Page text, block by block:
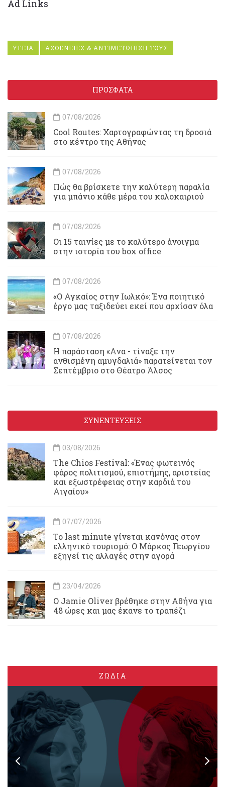
Ad Links
ΥΓΕΙΑ ΑΣΘΕΝΕΙΕΣ & ΑΝΤΙΜΕΤΩΠΙΣΗ ΤΟΥΣ
ΠΡΟΣΦΑΤΑ
07/08/2026
Cool Routes: Χαρτογραφώντας τη δροσιά
στο κέντρο της Αθήνας
07/08/2026
Πώς θα βρίσκετε την καλύτερη παραλία
για μπάνιο κάθε μέρα του καλοκαιριού
07/08/2026
Οι 15 ταινίες με το καλύτερο άνοιγμα
στην ιστορία του box office
07/08/2026
«Ο Αγκαίος στην Ιωλκό»: Ένα ποιητικό
έργο μας ταξιδεύει εκεί που αρχίσαν όλα
07/08/2026
Η παράσταση «Ανα - τίναξε την
ανθισμένη αμυγδαλιά» παρατείνεται τον
Σεπτέμβριο στο Θέατρο Άλσος
ΣΥΝΕΝΤΕΥΞΕΙΣ
03/08/2026
Τhe Chios Festival: «Ένας φωτεινός
φάρος πολιτισμού, επιστήμης, αριστείας
και εξωστρέφειας στην καρδιά του
Αιγαίου»
07/07/2026
Το last minute γίνεται κανόνας στον
ελληνικό τουρισμό: Ο Μάρκος Γεωργίου
εξηγεί τις αλλαγές στην αγορά
23/04/2026
Ο Jamie Oliver βρέθηκε στην Αθήνα για
48 ώρες και μας έκανε το τραπέζι
ΖΩΔΙΑ